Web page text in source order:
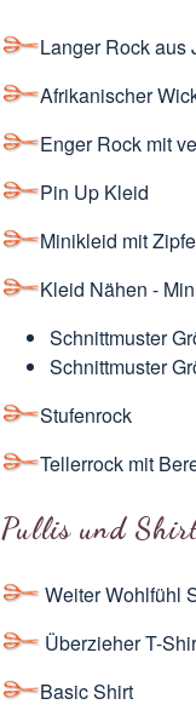
Langer Rock aus
Afrikanischer
Enger Rock mit
Pin Up Kleid
Minikleid mit
Kleid Nähen -
Schnittmuster
Schnittmuster
Stufenrock
Tellerrock mit
Pullis und
Weiter Wohlfühl
Überzieher T-
Basic Shirt